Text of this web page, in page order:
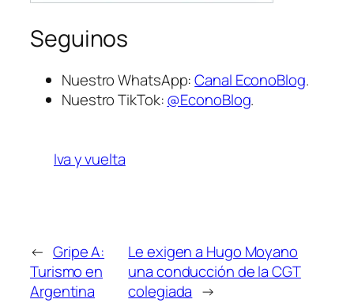
Seguinos
Nuestro WhatsApp:Canal EconoBlog.
Nuestro TikTok:@EconoBlog.
Iva y vuelta
← Gripe A:
Turismo en
Argentina
Le exigen a Hugo Moyano
una conducción de la CGT
colegiada →